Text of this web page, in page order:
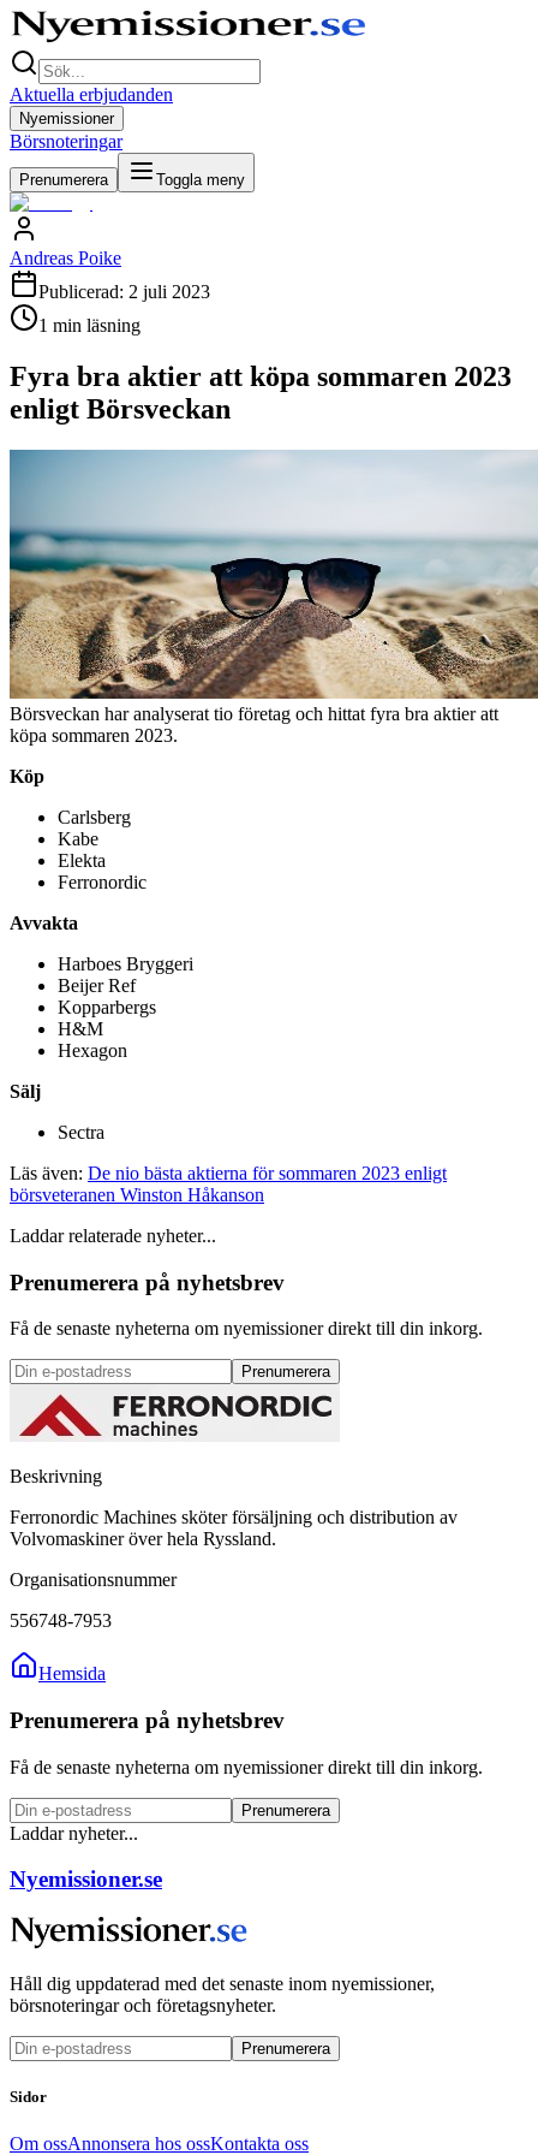
Aktuella erbjudanden
Nyemissioner
Börsnoteringar
Prenumerera Toggla meny
Andreas Poike
Publicerad: 2 juli 2023
1 min läsning
Fyra bra aktier att köpa sommaren 2023
enligt Börsveckan
Börsveckan har analyserat tio företag och hittat fyra bra aktier att
köpa sommaren 2023.
Köp
Carlsberg
Kabe
Elekta
Ferronordic
Avvakta
Harboes Bryggeri
Beijer Ref
Kopparbergs
H&M
Hexagon
Sälj
Sectra
Läs även: De nio bästa aktierna för sommaren 2023 enligt
börsveteranen Winston Håkanson
Laddar relaterade nyheter...
Prenumerera på nyhetsbrev
Få de senaste nyheterna om nyemissioner direkt till din inkorg.
Prenumerera
Beskrivning
Ferronordic Machines sköter försäljning och distribution av
Volvomaskiner över hela Ryssland.
Organisationsnummer
556748-7953
Hemsida
Prenumerera på nyhetsbrev
Få de senaste nyheterna om nyemissioner direkt till din inkorg.
Prenumerera
Laddar nyheter...
Nyemissioner.se
Håll dig uppdaterad med det senaste inom nyemissioner,
börsnoteringar och företagsnyheter.
Prenumerera
Sidor
Om ossAnnonsera hos ossKontakta oss